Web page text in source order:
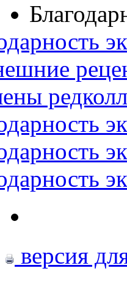
версия